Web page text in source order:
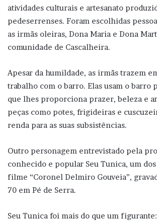
atividades culturais e artesanato
pedeserrenses. Foram escolhidas
as irmãs oleiras, Dona Maria e Dona
comunidade de Cascalheira.
Apesar da humildade, as irmãs trazem
trabalho com o barro. Elas usam o barro
que lhes proporciona prazer, beleza e
peças como potes, frigideiras e
renda para as suas subsistências.
Outro personagem entrevistado pela
conhecido e popular Seu Tunica, um
filme “Coronel Delmiro Gouveia”,
70 em Pé de Serra.
Seu Tunica foi mais do que um